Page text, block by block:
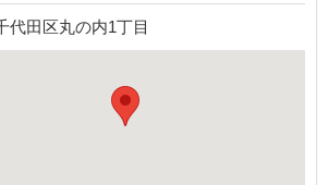
代田区丸の内1丁目